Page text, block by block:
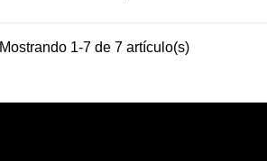
Mostrando 1-7 de 7 artículo(s)